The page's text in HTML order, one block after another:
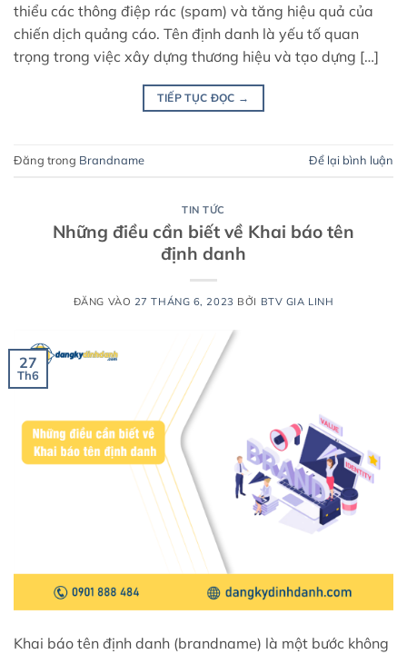
thiểu các thông điệp rác (spam) và tăng hiệu quả của
chiến dịch quảng cáo. Tên định danh là yếu tố quan
trọng trong việc xây dựng thương hiệu và tạo dựng […]
TIẾP TỤC ĐỌC →
Đăng trong Brandname Để lại bình luận
TIN TỨC
Những điều cần biết về Khai báo tên
định danh
ĐĂNG VÀO 27 THÁNG 6, 2023 BỞI BTV GIA LINH
27
Th6
Khai báo tên định danh (brandname) là một bước không